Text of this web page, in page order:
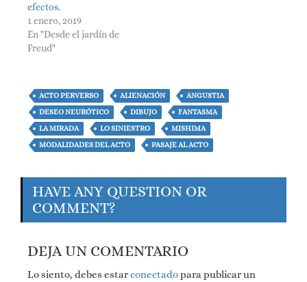
efectos.
1 enero, 2019
En "Desde el jardín de
Freud"
ACTO PERVERSO ALIENACIÓN
ANGUSTIA
DESEO NEURÓTICO
DIBUJO
FANTASMA
LA MIRADA
LO SINIESTRO
MISHIMA
MODALIDADES DEL ACTO
PASAJE AL ACTO
HAVE ANY QUESTION OR
COMMENT?
DEJA UN COMENTARIO
Lo siento, debes estarconectadopara publicar un